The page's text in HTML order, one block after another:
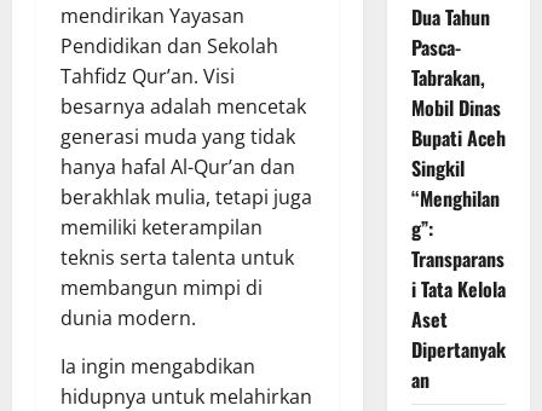
mendirikan Yayasan
Pendidikan dan Sekolah
Tahfidz Qur’an. Visi
besarnya adalah mencetak
generasi muda yang tidak
hanya hafal Al-Qur’an dan
berakhlak mulia, tetapi juga
memiliki keterampilan
teknis serta talenta untuk
membangun mimpi di
dunia modern.
Ia ingin mengabdikan
hidupnya untuk melahirkan
Dua Tahun
Pasca-
Tabrakan,
Mobil Dinas
Bupati Aceh
Singkil
“Menghilan
g”:
Transparans
i Tata Kelola
Aset
Dipertanyak
an